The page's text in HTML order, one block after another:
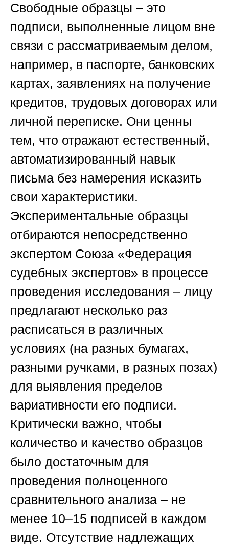
Свободные образцы – это
подписи, выполненные лицом вне
связи с рассматриваемым делом,
например, в паспорте, банковских
картах, заявлениях на получение
кредитов, трудовых договорах или
личной переписке. Они ценны
тем, что отражают естественный,
автоматизированный навык
письма без намерения исказить
свои характеристики.
Экспериментальные образцы
отбираются непосредственно
экспертом Союза «Федерация
судебных экспертов» в процессе
проведения исследования – лицу
предлагают несколько раз
расписаться в различных
условиях (на разных бумагах,
разными ручками, в разных позах)
для выявления пределов
вариативности его подписи.
Критически важно, чтобы
количество и качество образцов
было достаточным для
проведения полноценного
сравнительного анализа – не
менее 10–15 подписей в каждом
виде. Отсутствие надлежащих